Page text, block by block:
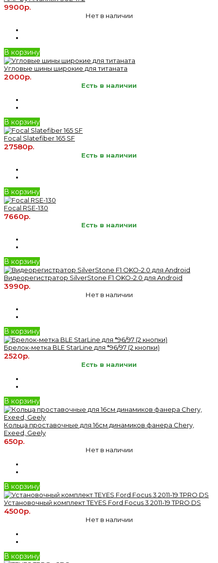
9900р.
Нет в наличии
В корзину
Угловые шины широкие для титаната
2000р.
Есть в наличии
В корзину
Focal Slatefiber 165 SF
27580р.
Есть в наличии
В корзину
Focal RSE-130
7660р.
Есть в наличии
В корзину
Видеорегистратор SilverStone F1 OKO-2.0 для Android
3990р.
Нет в наличии
В корзину
Брелок-метка BLE StarLine для *96/97 (2 кнопки)
2520р.
Есть в наличии
В корзину
Кольца проставочные для 16см динамиков фанера Chery,
Exeed, Geely
650р.
Нет в наличии
В корзину
Установочный комплект TEYES Ford Focus 3 2011-19 TPRO DS
4500р.
Нет в наличии
В корзину